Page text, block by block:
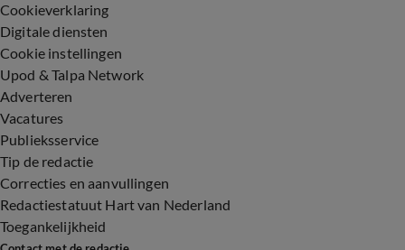
Cookieverklaring
Digitale diensten
Cookie instellingen
Upod & Talpa Network
Adverteren
Vacatures
Publieksservice
Tip de redactie
Correcties en aanvullingen
Redactiestatuut Hart van Nederland
Toegankelijkheid